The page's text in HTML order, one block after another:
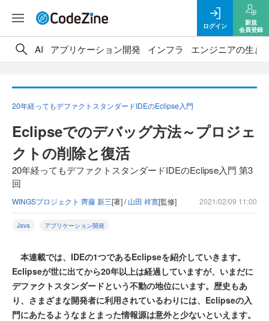
ログイン
新規
会員登録
AI アプリケーション開発 インフラ エンジニアの生き
20年経ってもデファクトスタンダードIDEのEclipse入門
Eclipseでのデバッグ方法～プロジェ
クトの削除と復活
20年経ってもデファクトスタンダードIDEのEclipse入門 第3
回
WINGSプロジェクト 齊藤 新三[著] /山田 祥寛[監修] 2021/02/09 11:00
Java アプリケーション開発
本連載では、IDEの1つであるEclipseを紹介していきます。
Eclipseが世に出てから20年以上は経過していますが、いまだに
デファクトスタンダードという不動の地位にいます。歴史もあ
り、さまざまな開発者に利用されているわりには、Eclipseの入
門にあたるようなまとまった情報源は意外と少ないといえます。